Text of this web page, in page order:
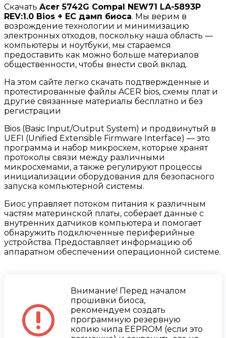
Скачать Acer 5742G Compal NEW71 LA-5893P
REV:1.0 Bios + EC дамп биоса. Мы верим в
возрождение технологии и минимизацию
электронных отходов, поскольку наша область —
компьютеры и ноутбуки, мы стараемся
предоставить как можно больше материалов
общественности, чтобы внести свой вклад.
На этом сайте легко скачать подтвержденные и
протестированные файлы ACER bios, схемы плат и
другие связанные материалы бесплатно и без
регистрации
Bios (Basic Input/Output System) и продвинутый в
UEFI (Unified Extensible Firmware Interface) — это
программа и набор микросхем, которые хранят
протоколы связи между различными
микросхемами, а также регулируют процессы
инициализации оборудования для безопасного
запуска компьютерной системы.
Биос управляет потоком питания к различным
частям материнской платы, соберает данные с
внутренних датчиков компьютера и помогает
обнаружить подключенные периферийные
устройства. Предоставляет информацию об
аппаратном обеспечении операционной системе.
Внимание! Перед началом
прошивки биоса,
рекомендуем создать
программную резервную
копию чипа EEPROM (если это